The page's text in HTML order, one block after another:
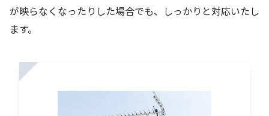
が映らなくなったりした場合でも、しっかりと対応いたし
ます。